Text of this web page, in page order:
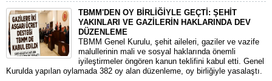
TBMM'DEN OY BİRLİĞİYLE GEÇTİ: ŞEHİT
YAKINLARI VE GAZİLERİN HAKLARINDA DEV
DÜZENLEME
​TBMM Genel Kurulu, şehit aileleri, gaziler ve vazife
malullerinin mali ve sosyal haklarında önemli
iyileştirmeler öngören kanun teklifini kabul etti. Genel
Kurulda yapılan oylamada 382 oy alan düzenleme, oy birliğiyle yasalaştı.